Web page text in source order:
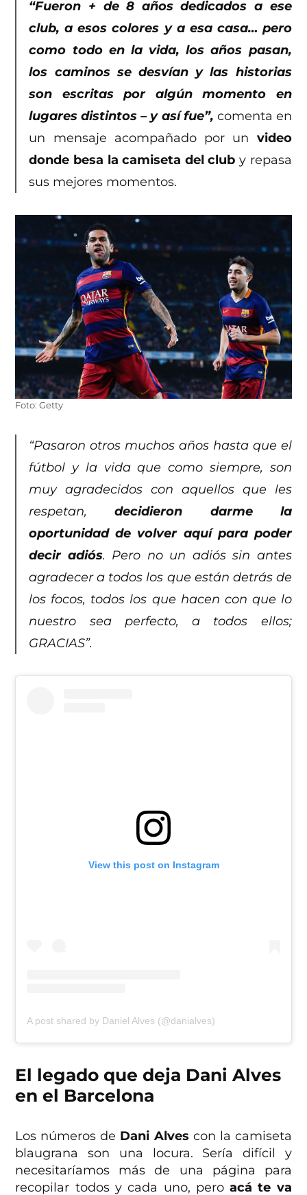
“Fueron + de 8 años dedicados a ese
club, a esos colores y a esa casa… pero
como todo en la vida, los años pasan,
los caminos se desvían y las historias
son escritas por algún momento en
lugares distintos – y así fue”, comenta en
un mensaje acompañado por un video
donde besa la camiseta del club y repasa
sus mejores momentos.
Foto: Getty
“Pasaron otros muchos años hasta que el
fútbol y la vida que como siempre, son
muy agradecidos con aquellos que les
respetan,decidieron darme la
oportunidad de volver aquí para poder
decir adiós. Pero no un adiós sin antes
agradecer a todos los que están detrás de
los focos, todos los que hacen con que lo
nuestro sea perfecto, a todos ellos;
GRACIAS”.
View this post on Instagram
A post shared by Daniel Alves (@danialves)
El legado que deja Dani Alves
en el Barcelona
Los números de Dani Alves con la camiseta
blaugrana son una locura. Sería difícil y
necesitaríamos más de una página para
recopilar todos y cada uno, peroacá te va